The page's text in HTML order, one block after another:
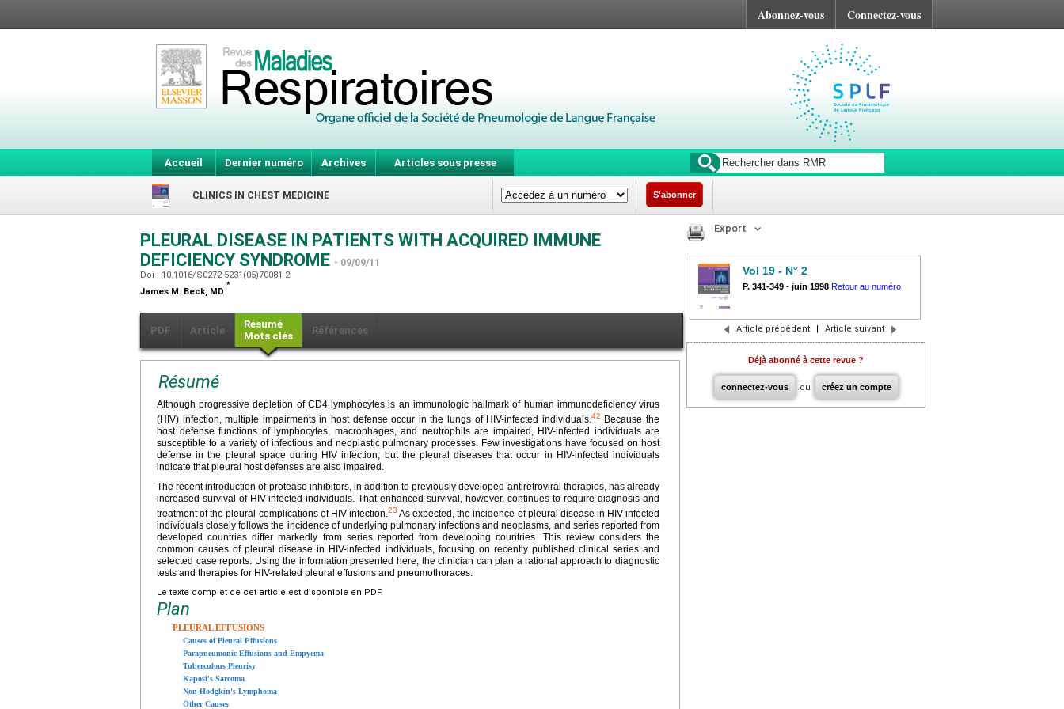
Abonnez-vous Connectez-vous
Accueil Dernier numéro Archives Articles sous presse
CLINICS IN CHEST MEDICINE S'abonner
PLEURAL DISEASE IN PATIENTS WITH ACQUIRED IMMUNE
DEFICIENCY SYNDROME - 09/09/11
Doi : 10.1016/S0272-5231(05)70081-2
James M. Beck, MD
*
PDF Article
Résumé
Mots clés
Références
Résumé
Although progressive depletion of CD4 lymphocytes is an immunologic hallmark of human immunodeficiency virus
(HIV) infection, multiple impairments in host defense occur in the lungs of HIV-infected individuals.42
Because the
host defense functions of lymphocytes, macrophages, and neutrophils are impaired, HIV-infected individuals are
susceptible to a variety of infectious and neoplastic pulmonary processes. Few investigations have focused on host
defense in the pleural space during HIV infection, but the pleural diseases that occur in HIV-infected individuals
indicate that pleural host defenses are also impaired.
The recent introduction of protease inhibitors, in addition to previously developed antiretroviral therapies, has already
increased survival of HIV-infected individuals. That enhanced survival, however, continues to require diagnosis and
treatment of the pleural complications of HIV infection.23 As expected, the incidence of pleural disease in HIV-infected
individuals closely follows the incidence of underlying pulmonary infections and neoplasms, and series reported from
developed countries differ markedly from series reported from developing countries. This review considers the
common causes of pleural disease in HIV-infected individuals, focusing on recently published clinical series and
selected case reports. Using the information presented here, the clinician can plan a rational approach to diagnostic
tests and therapies for HIV-related pleural effusions and pneumothoraces.
Le texte complet de cet article est disponible en PDF.
Plan
PLEURAL EFFUSIONS
Causes of Pleural Effusions
Parapneumonic Effusions and Empyema
Tuberculous Pleurisy
Kaposi's Sarcoma
Non-Hodgkin's Lymphoma
Other Causes
Export
Vol 19 - N° 2
P. 341-349 - juin 1998 Retour au numéro
Article précédent | Article suivant
Déjà abonné à cette revue ?
connectez-vous ou créez un compte